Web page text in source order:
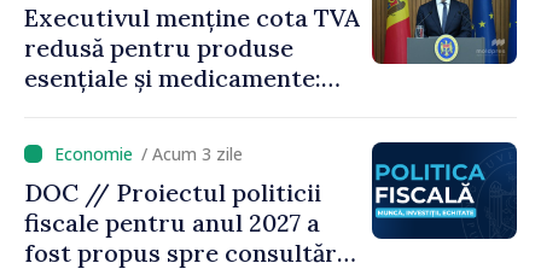
Executivul menține cota TVA
redusă pentru produse
esențiale și medicamente:
pe seama consumului de
bază al oamenilor”
/ Acum 3 zile
DOC // Proiectul politicii
fiscale pentru anul 2027 a
fost propus spre consultări